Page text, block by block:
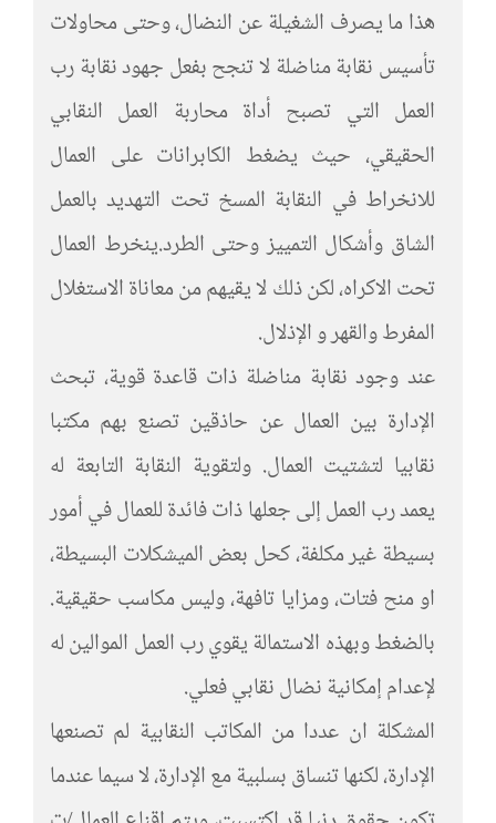
هذا ما يصرف الشغيلة عن النضال، وحتى محاولات
تأسيس نقابة مناضلة لا تنجح بفعل جهود نقابة رب
العمل التي تصبح أداة محاربة العمل النقابي
الحقيقي، حيث يضغط الكابرانات على العمال
للانخراط في النقابة المسخ تحت التهديد بالعمل
الشاق وأشكال التمييز وحتى الطرد.ينخرط العمال
تحت الاكراه، لكن ذلك لا يقيهم من معاناة الاستغلال
المفرط والقهر و الإذلال.
عند وجود نقابة مناضلة ذات قاعدة قوية، تبحث
الإدارة بين العمال عن حاذقين تصنع بهم مكتبا
نقابيا لتشتيت العمال. ولتقوية النقابة التابعة له
يعمد رب العمل إلى جعلها ذات فائدة للعمال في أمور
بسيطة غير مكلفة، كحل بعض الميشكلات البسيطة،
او منح فتات، ومزايا تافهة، وليس مكاسب حقيقية.
بالضغط وبهذه الاستمالة يقوي رب العمل الموالين له
لإعدام إمكانية نضال نقابي فعلي.
المشكلة ان عددا من المكاتب النقابية لم تصنعها
الإدارة، لكنها تنساق بسلبية مع الإدارة، لا سيما عندما